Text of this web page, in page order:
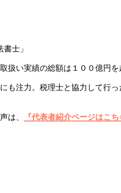
士」
扱い実績の総額は１００億円を
注力。税理士と協力して行
は、 『代表者紹介ページはこち